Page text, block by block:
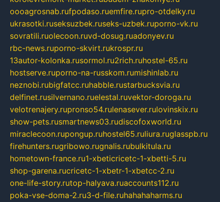
oooagrosnab.rufpodaso.ruemfire.rupro-otdelky.ru
ukrasotki.ruseksuzbek.ruseks-uzbek.ruporno-vk.ru
sovratili.ruolecoon.ruvd-dosug.ruadonyev.ru
rbc-news.ruporno-skvirt.rukrospr.ru
13autor-kolonka.rusormol.ru2rich.ruhostel-65.ru
hostserve.ruporno-na-russkom.rumishinlab.ru
neznobi.rubigfatcc.ruhabble.rustarbucksvia.ru
delfinet.rusilvernano.ruelestal.ruvektor-doroga.ru
velotrenajery.rupronso54.rulenasever.rulovinskix.ru
show-pets.rusmartnews03.rudiscofoxworld.ru
miraclecoon.rupongup.ruhostel65.ruliura.ruglasspb.ru
firehunters.rugribowo.rugnalis.rubulkitula.ru
hometown-france.ru1-xbeticricetc-1-xbetti-5.ru
shop-garena.rucricetc-1-xbetr-1-xbetcc-2.ru
one-life-story.rutop-halyava.ruaccounts112.ru
poka-vse-doma-2.ru3-d-file.ruhahahaharms.ru